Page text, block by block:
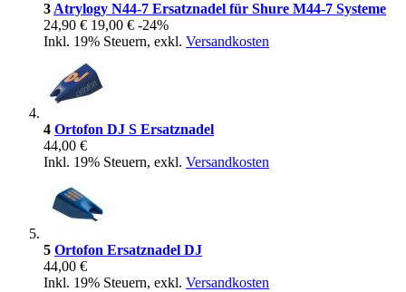
3 Atrylogy N44-7 Ersatznadel für Shure M44-7 Systeme
24,90 € 19,00 € -24%
Inkl. 19% Steuern, exkl. Versandkosten
4 Ortofon DJ S Ersatznadel
44,00 €
Inkl. 19% Steuern, exkl. Versandkosten
5 Ortofon Ersatznadel DJ
44,00 €
Inkl. 19% Steuern, exkl. Versandkosten